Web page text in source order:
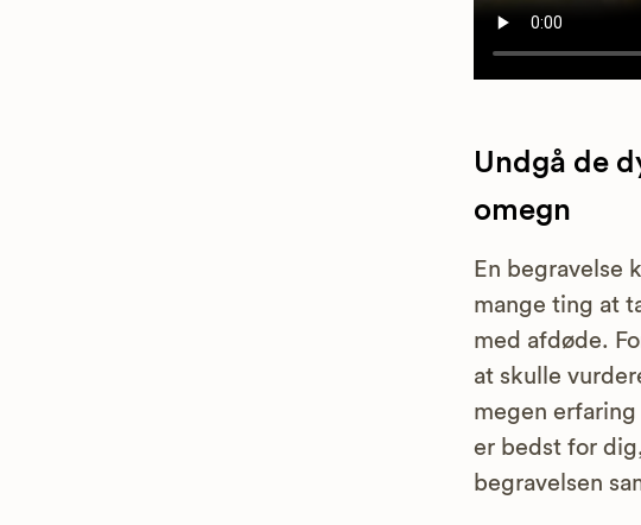
Undgå de
omegn
En begravelse
mange ting at
med afdøde.
at skulle
megen
er bedst for
begravelsen